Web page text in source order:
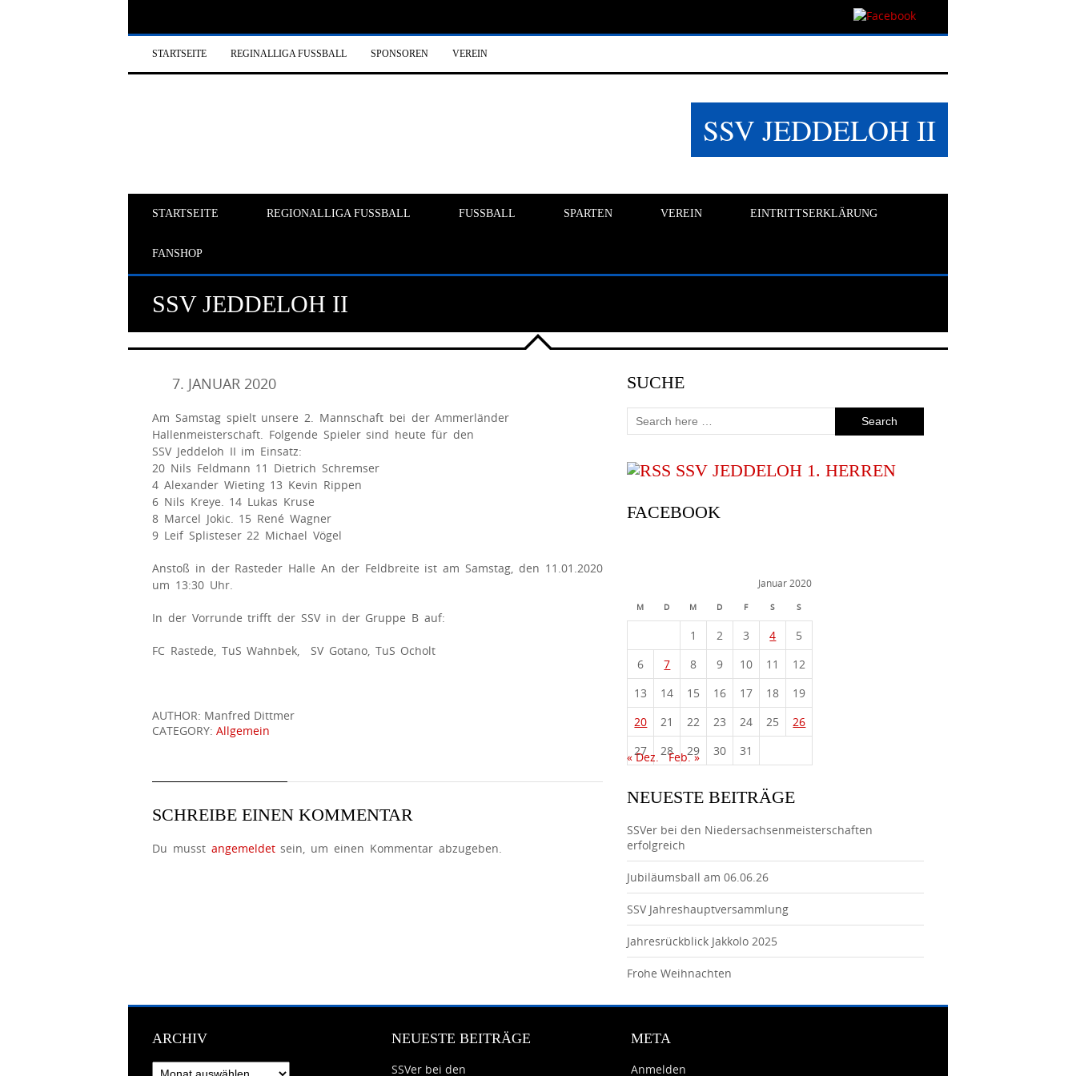
STARTSEITE REGINALLIGA FUSSBALL SPONSOREN VEREIN
SSV JEDDELOH II
STARTSEITE REGIONALLIGA FUSSBALL FUSSBALL SPARTEN VEREIN EINTRITTSERKLÄRUNG
FANSHOP
SSV JEDDELOH II
7. JANUAR 2020
Am Samstag spielt unsere 2. Mannschaft bei der Ammerländer
Hallenmeisterschaft. Folgende Spieler sind heute für den
SSV Jeddeloh II im Einsatz:
20 Nils Feldmann 11 Dietrich Schremser
4 Alexander Wieting 13 Kevin Rippen
6 Nils Kreye. 14 Lukas Kruse
8 Marcel Jokic. 15 René Wagner
9 Leif Splisteser 22 Michael Vögel
Anstoß in der Rasteder Halle An der Feldbreite ist am Samstag, den 11.01.2020
um 13:30 Uhr.
In der Vorrunde trifft der SSV in der Gruppe B auf:
FC Rastede, TuS Wahnbek, SV Gotano, TuS Ocholt
AUTHOR: Manfred Dittmer
CATEGORY: Allgemein
SCHREIBE EINEN KOMMENTAR
Du musst angemeldetsein, um einen Kommentar abzugeben.
SUCHE
SSV JEDDELOH 1. HERREN
FACEBOOK
Januar 2020
M D M D F S S
1 2 3 4
5
6
7 8 9 10 11
12
13
14 15 16 17 18
19
20
21 22 23 24 25
26
27
28 29 30 31
« Dez. Feb. »
NEUESTE BEITRÄGE
SSVer bei den Niedersachsenmeisterschaften
erfolgreich
Jubiläumsball am 06.06.26
SSV Jahreshauptversammlung
Jahresrückblick Jakkolo 2025
Frohe Weihnachten
ARCHIV
Archiv
NEUESTE BEITRÄGE
SSVer bei den
META
Anmelden